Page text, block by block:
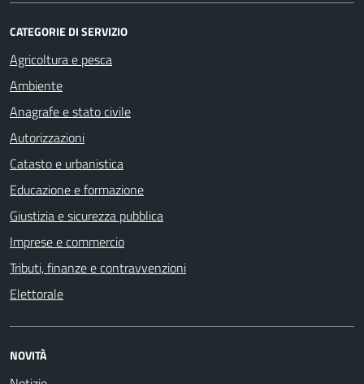
CATEGORIE DI SERVIZIO
Agricoltura e pesca
Ambiente
Anagrafe e stato civile
Autorizzazioni
Catasto e urbanistica
Educazione e formazione
Giustizia e sicurezza pubblica
Imprese e commercio
Tributi, finanze e contravvenzioni
Elettorale
NOVITÀ